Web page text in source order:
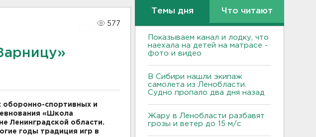
577
спортивных и
«Школа
Ленинградской области.
годы традиция игр в
Темы дня Что читают
Показываем канал и лодку, что
наехала на детей на матрасе -
фото и видео
В Сибири нашли экипаж
самолета из Ленобласти.
Судно пропало два дня назад
Жару в Ленобласти разбавят
грозы и ветер до 15 м/с